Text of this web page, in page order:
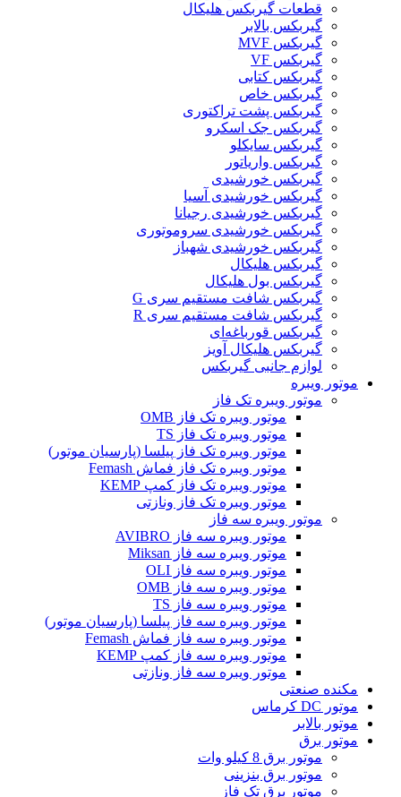
قطعات گیربکس هلیکال
گيربکس بالابر
گیربکس MVF
گیربکس VF
گیربکس کتابی
گیربکس خاص
گیربکس پشت تراکتوری
گیربکس جک اسکرو
گیربکس سایکلو
گیربکس واریاتور
گیربکس خورشیدی
گیربکس خورشیدی آسیا
گیربکس خورشیدی رجیانا
گیربکس خورشیدی سروموتوری
گیربکس خورشیدی شهباز
گیربکس هلیکال
گیربکس بول هلیکال
گیربکس شافت مستقیم سری G
گیربکس شافت مستقیم سری R
گیربکس قورباغه‌ای
گیربکس هلیکال آویز
لوازم جانبی گیربکس
موتور ویبره
موتور ویبره تک فاز
موتور ویبره تک فاز OMB
موتور ویبره تک فاز TS
موتور ویبره تک فاز پیلسا (پارسیان موتور)
موتور ویبره تک فاز فماش Femash
موتور ویبره تک فاز کمپ KEMP
موتور ویبره تک فاز ونازتی
موتور ویبره سه فاز
موتور ویبره سه فاز AVIBRO
موتور ویبره سه فاز Miksan
موتور ویبره سه فاز OLI
موتور ویبره سه فاز OMB
موتور ویبره سه فاز TS
موتور ویبره سه فاز پیلسا (پارسیان موتور)
موتور ویبره سه فاز فماش Femash
موتور ویبره سه فاز کمپ KEMP
موتور ویبره سه فاز ونازتی
مکنده صنعتی
موتور DC کرماس
موتور بالابر
موتور برق
موتور برق 8 کیلو وات
موتور برق بنزینی
موتور برق تک فاز